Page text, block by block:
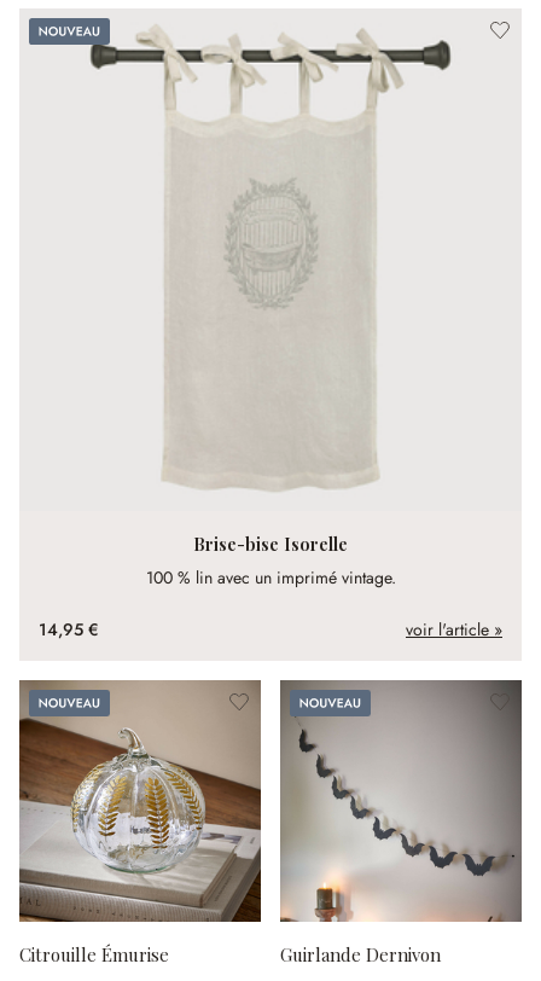
Nouveau
Brise-bise Isorelle
100 % lin avec un imprimé vintage.
14,95 € voir l'article »
Nouveau
Citrouille Émurise
Nouveau
Guirlande Dernivon